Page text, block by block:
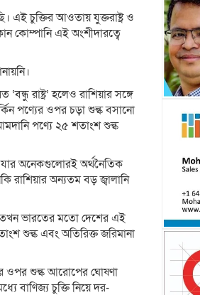
এই চুক্তির আওতায় যুক্তরাষ্ট্র ও
কোম্পানি এই অংশীদারত্বে
রাষ্ট্র’ হলেও রাশিয়ার সঙ্গে
পণ্যের ওপর চড়া শুল্ক বসানো
পণ্যে ২৫ শতাংশ শুল্ক
যার অনেকগুলোরই অর্থনৈতিক
রাশিয়ার অন্যতম বড় জ্বালানি
তখন ভারতের মতো দেশের এই
শুল্ক এবং অতিরিক্ত জরিমানা
ওপর শুল্ক আরোপের ঘোষণা
বাণিজ্য চুক্তি নিয়ে দর-